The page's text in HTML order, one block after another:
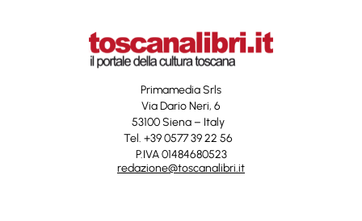
Primamedia Srls
Via Dario Neri, 6
53100 Siena – Italy
Tel. +39 0577 39 22 56
P.IVA 01484680523
redazione@toscanalibri.it